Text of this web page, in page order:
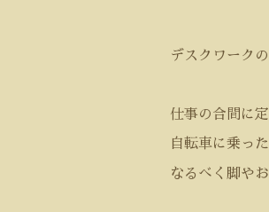
デスクワーク
仕事の合間に
自転車に乗っ
なるべく脚や